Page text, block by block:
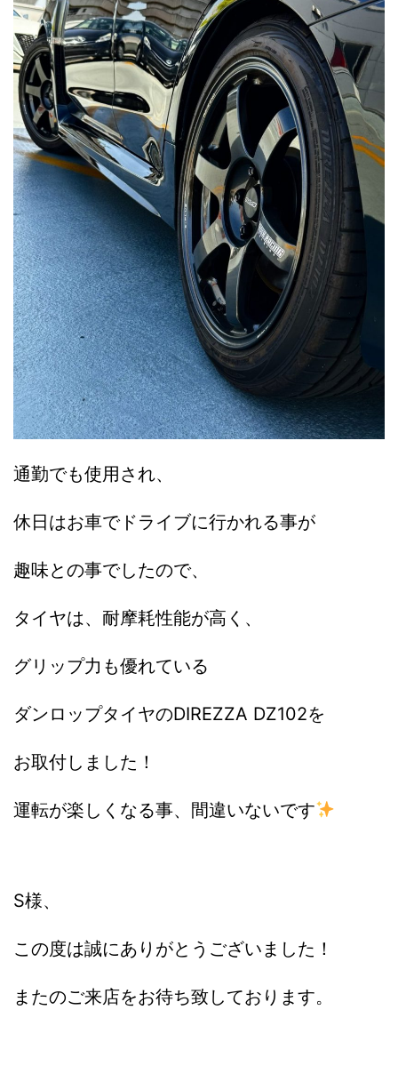
通勤でも使用され、
休日はお車でドライブに行かれる事が
趣味との事でしたので、
タイヤは、耐摩耗性能が高く、
グリップ力も優れている
ダンロップタイヤのDIREZZA DZ102を
お取付しました！
運転が楽しくなる事、間違いないです
S様、
この度は誠にありがとうございました！
またのご来店をお待ち致しております。